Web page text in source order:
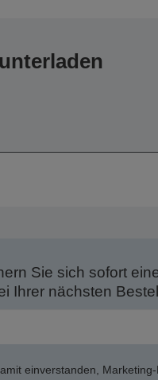
Sie sich sofort
Ihrer nächsten
einverstanden,